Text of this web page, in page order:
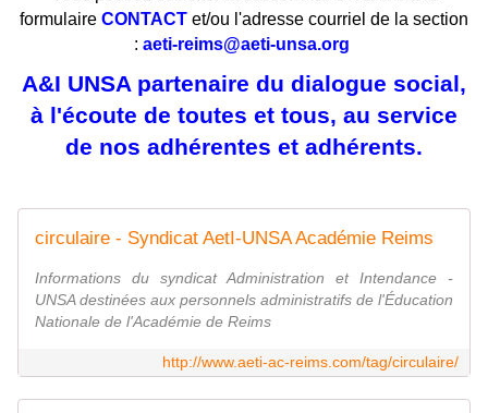
formulaire CONTACT et/ou l'adresse courriel de la section
: aeti-reims@aeti-unsa.org
A&I UNSA partenaire du dialogue social,
à l'écoute de toutes et tous, au service
de nos adhérentes et adhérents.
circulaire - Syndicat AetI-UNSA Académie Reims
Informations du syndicat Administration et Intendance -
UNSA destinées aux personnels administratifs de l'Éducation
Nationale de l'Académie de Reims
http://www.aeti-ac-reims.com/tag/circulaire/